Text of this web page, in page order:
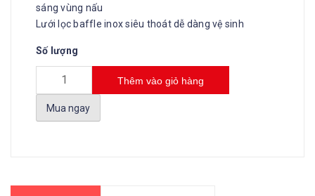
sáng vùng nấu
Lưới lọc baffle inox siêu thoát dễ dàng vệ sinh
Số lượng
Thêm vào giỏ hàng
Mua ngay